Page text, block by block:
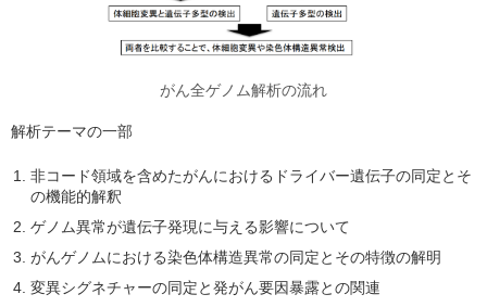
がん全ゲノム解析の流れ
解析テーマの一部
非コード領域を含めたがんにおけるドライバー遺伝子の同定とそ
の機能的解釈
ゲノム異常が遺伝子発現に与える影響について
がんゲノムにおける染色体構造異常の同定とその特徴の解明
変異シグネチャーの同定と発がん要因暴露との関連